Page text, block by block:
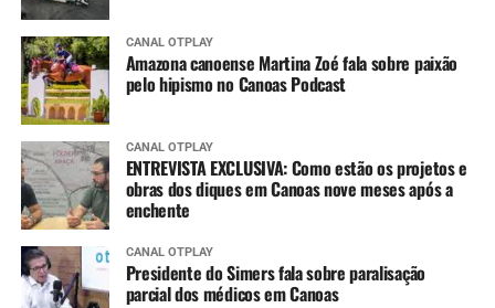
CANAL OTPLAY
Amazona canoense Martina Zoé fala sobre paixão
pelo hipismo no Canoas Podcast
CANAL OTPLAY
ENTREVISTA EXCLUSIVA: Como estão os projetos e
obras dos diques em Canoas nove meses após a
enchente
CANAL OTPLAY
Presidente do Simers fala sobre paralisação
parcial dos médicos em Canoas